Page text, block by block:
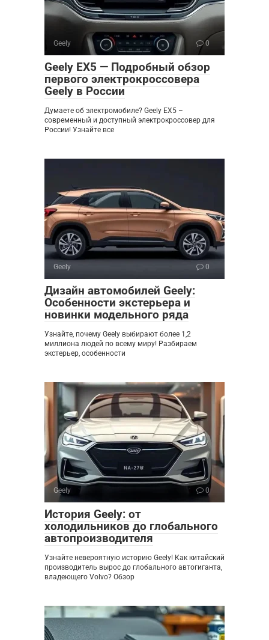
Geely 0
Geely EX5 — Подробный обзор
первого электрокроссовера
Geely в России
Думаете об электромобиле? Geely EX5 –
современный и доступный электрокроссовер для
России! Узнайте все
Geely 0
Дизайн автомобилей Geely:
Особенности экстерьера и
новинки модельного ряда
Узнайте, почему Geely выбирают более 1,2
миллиона людей по всему миру! Разбираем
экстерьер, особенности
Geely 0
История Geely: от
холодильников до глобального
автопроизводителя
Узнайте невероятную историю Geely! Как китайский
производитель вырос до глобального автогиганта,
владеющего Volvo? Обзор